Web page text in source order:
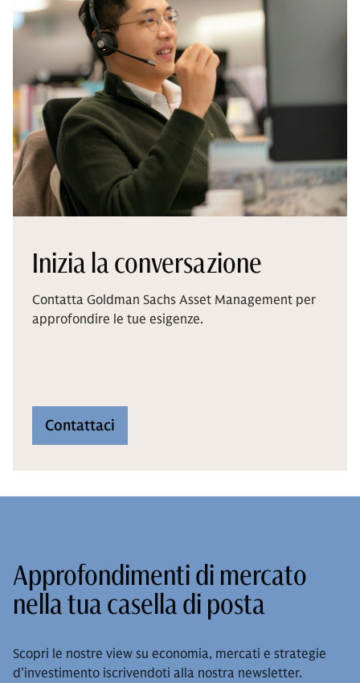
Inizia la conversazione
Contatta Goldman Sachs Asset Management per
approfondire le tue esigenze.
Contattaci
Approfondimenti di mercato
nella tua casella di posta
Scopri le nostre view su economia, mercati e strategie
d’investimento iscrivendoti alla nostra newsletter.